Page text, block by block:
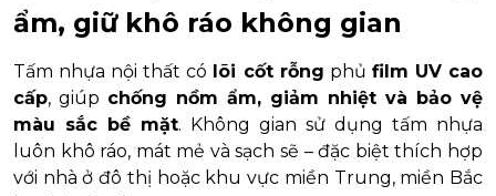
ẩm, giữ khô ráo không gian
Tấm nhựa nội thất có lõi cốt rỗng phủ film UV cao
cấp, giúp chống nồm ẩm, giảm nhiệt và bảo vệ
màu sắc bề mặt. Không gian sử dụng tấm nhựa
luôn khô ráo, mát mẻ và sạch sẽ – đặc biệt thích hợp
với nhà ở đô thị hoặc khu vực miền Trung, miền Bắc